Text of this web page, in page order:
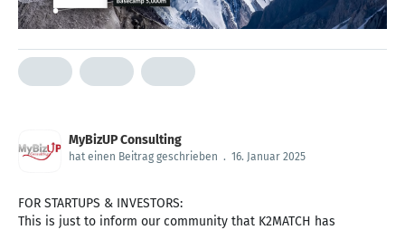
MyBizUP Consulting
hat einen Beitrag geschrieben . 16. Januar 2025
FOR STARTUPS & INVESTORS:
This is just to inform our community that K2MATCH has